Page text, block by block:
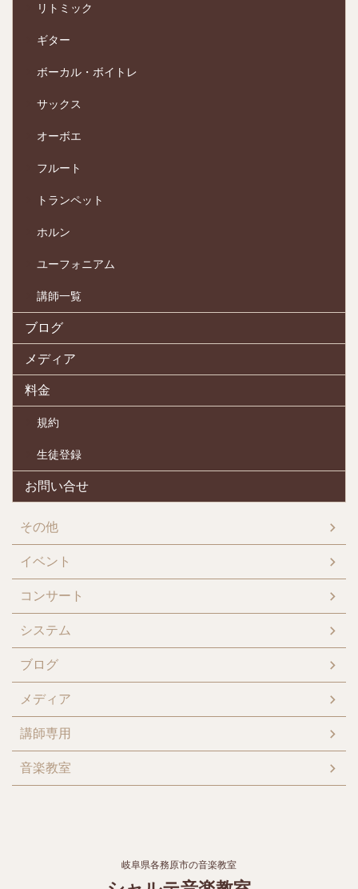
リトミック
ギター
ボーカル・ボイトレ
サックス
オーボエ
フルート
トランペット
ホルン
ユーフォニアム
講師一覧
ブログ
メディア
料金
規約
生徒登録
お問い合せ
その他
イベント
コンサート
システム
ブログ
メディア
講師専用
音楽教室
岐阜県各務原市の音楽教室